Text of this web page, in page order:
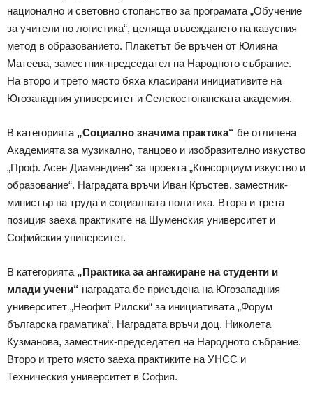
национално и световно стопанство за програмата „Обучение
за учители по логистика“, целяща въвеждането на казусния
метод в образованието. Плакетът бе връчен от Юлияна
Матеева, заместник-председател на Народното събрание.
На второ и трето място бяха класирани инициативите на
Югозападния университет и Селскостопанската академия.
В категорията „Социално значима практика“ бе отличена
Академията за музикално, танцово и изобразително изкуство
„Проф. Асен Диамандиев“ за проекта „Консорциум изкуство и
образование“. Наградата връчи Иван Кръстев, заместник-
министър на труда и социалната политика. Втора и трета
позиция заеха практиките на Шуменския университет и
Софийския университет.
В категорията „Практика за ангажиране на студенти и
млади учени“ наградата бе присъдена на Югозападния
университет „Неофит Рилски“ за инициативата „Форум
българска граматика“. Наградата връчи доц. Николета
Кузманова, заместник-председател на Народното събрание.
Второ и трето място заеха практиките на УНСС и
Техническия университет в София.